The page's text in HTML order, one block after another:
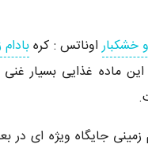
خشکباراوناتس : کره
ماده غذایی بسیار
زمینی جایگاه ویژه ای در